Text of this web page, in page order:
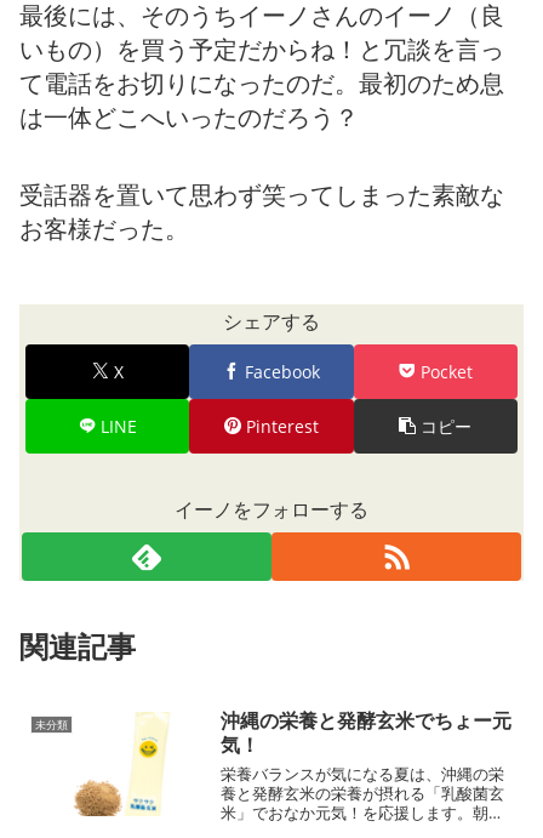
最後には、そのうちイーノさんのイーノ（良
いもの）を買う予定だからね！と冗談を言っ
て電話をお切りになったのだ。最初のため息
は一体どこへいったのだろう？
受話器を置いて思わず笑ってしまった素敵な
お客様だった。
シェアする
X Facebook Pocket
LINE Pinterest コピー
イーノをフォローする
関連記事
未分類
沖縄の栄養と発酵玄米でちょー元
気！
栄養バランスが気になる夏は、沖縄の栄
養と発酵玄米の栄養が摂れる「乳酸菌玄
米」でおなか元気！を応援します。朝ス